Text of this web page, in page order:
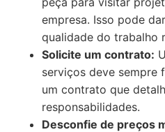
empresa. Isso pode
qualidade do trabalho
Solicite um contrato:
serviços deve sempre
um contrato que
responsabilidades.
Desconfie de preços